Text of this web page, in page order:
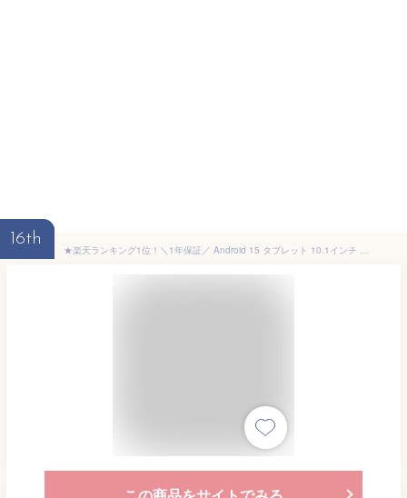
16th
★楽天ランキング1位！＼1年保証／ Android 15 タブレット 10.1インチ 2K解像度 2560*1600 IPS 大画面 wifiモデル 4~12GB+64~128GB Playストア Widevine L1 アンドロイド15 タブレット 8コアCPU 8800mAh 2.0Ghz GMS認証 WiFi5 BT5.0 YouTube NETFLIX